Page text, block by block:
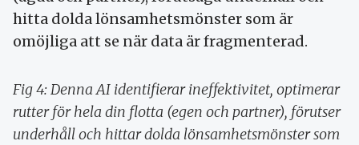
hitta dolda lönsamhetsmönster som är
omöjliga att se när data är fragmenterad.
Fig 4: Denna AI identifierar ineffektivitet, optimerar
rutter för hela din flotta (egen och partner), förutser
underhåll och hittar dolda lönsamhetsmönster som